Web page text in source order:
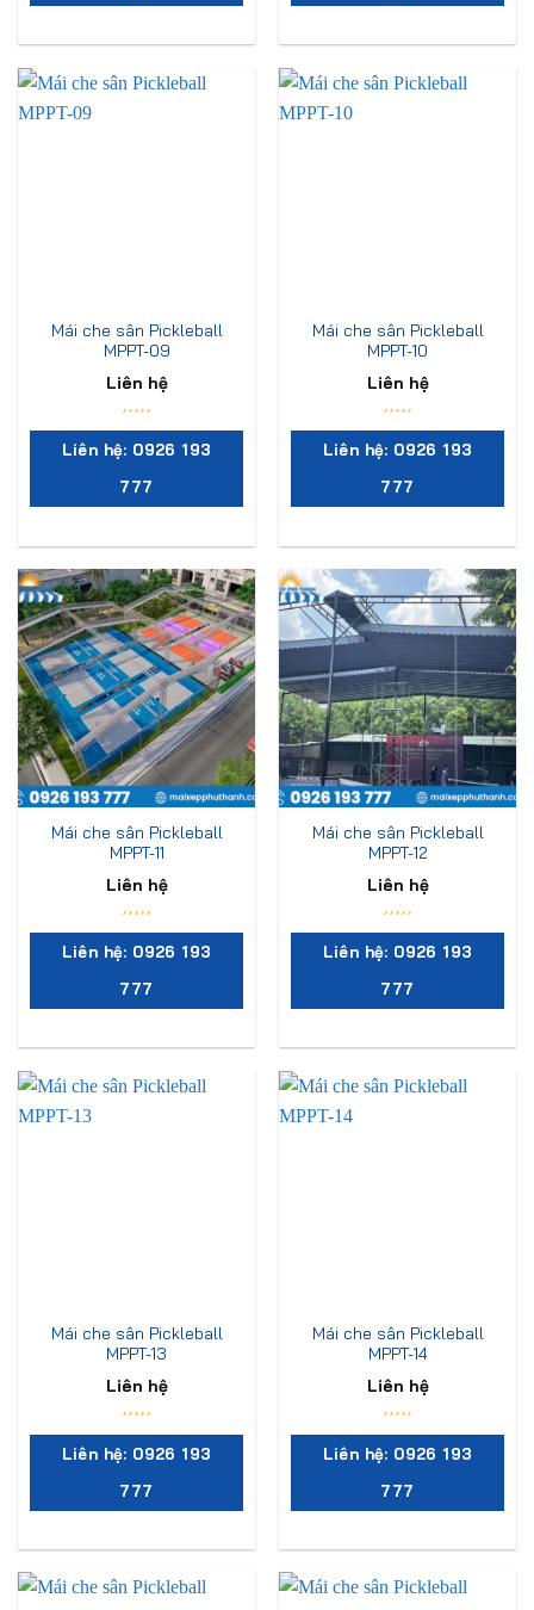
Mái che sân Pickleball
MPPT-09
Liên hệ
Liên hệ: 0926 193
777
Mái che sân Pickleball
MPPT-10
Liên hệ
Liên hệ: 0926 193
777
Mái che sân Pickleball
MPPT-11
Liên hệ
Liên hệ: 0926 193
777
Mái che sân Pickleball
MPPT-12
Liên hệ
Liên hệ: 0926 193
777
Mái che sân Pickleball
MPPT-13
Liên hệ
Liên hệ: 0926 193
777
Mái che sân Pickleball
MPPT-14
Liên hệ
Liên hệ: 0926 193
777